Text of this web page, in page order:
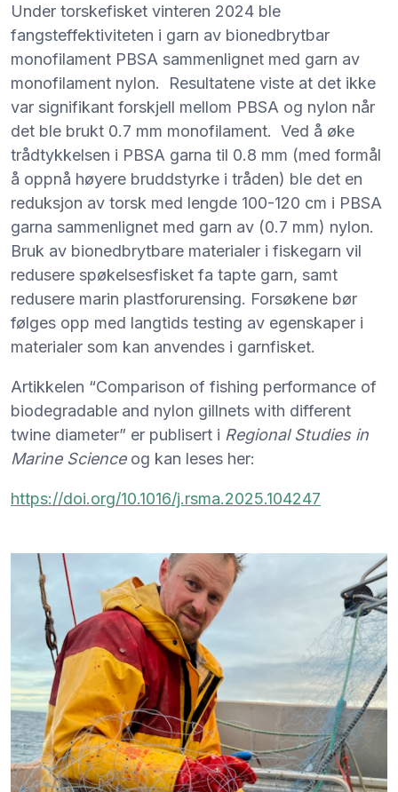
Under torskefisket vinteren 2024 ble
fangsteffektiviteten i garn av bionedbrytbar
monofilament PBSA sammenlignet med garn av
monofilament nylon. Resultatene viste at det ikke
var signifikant forskjell mellom PBSA og nylon når
det ble brukt 0.7 mm monofilament. Ved å øke
trådtykkelsen i PBSA garna til 0.8 mm (med formål
å oppnå høyere bruddstyrke i tråden) ble det en
reduksjon av torsk med lengde 100-120 cm i PBSA
garna sammenlignet med garn av (0.7 mm) nylon.
Bruk av bionedbrytbare materialer i fiskegarn vil
redusere spøkelsesfisket fa tapte garn, samt
redusere marin plastforurensing. Forsøkene bør
følges opp med langtids testing av egenskaper i
materialer som kan anvendes i garnfisket.
Artikkelen “Comparison of fishing performance of
biodegradable and nylon gillnets with different
twine diameter” er publisert i Regional Studies in
Marine Scienceog kan leses her:
https://doi.org/10.1016/j.rsma.2025.104247